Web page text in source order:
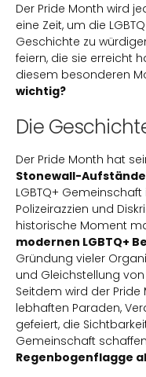
Der Pride Month wird
eine Zeit, um die
Geschichte zu
feiern, die sie erreicht
diesem besonderen
wichtig?
Die
Der Pride Month hat
Stonewall-
LGBTQ+
Polizeirazzien und
historische Moment
modernen LGBTQ+
Gründung vieler
und Gleichstellung von
Seitdem wird der
lebhaften Paraden,
gefeiert, die
Gemeinschaft
Regenbogenflagge